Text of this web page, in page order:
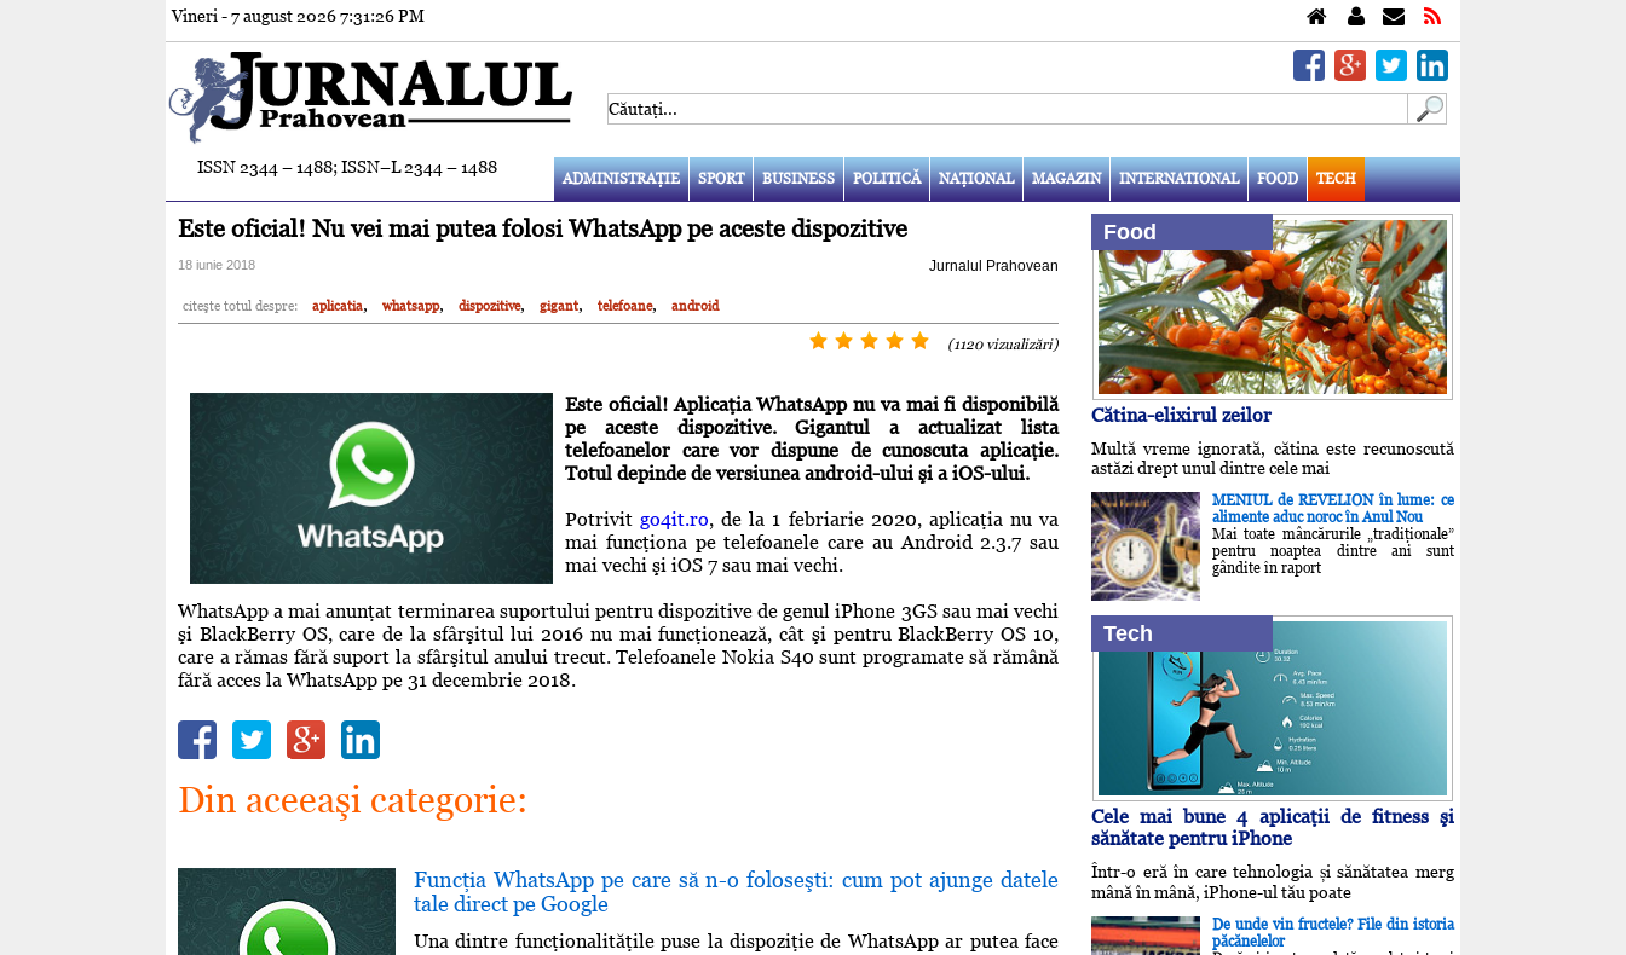
Vineri - 7 august 20267:31:28 PM
ISSN 2344 – 1488; ISSN–L 2344 – 1488
ADMINISTRAŢIE SPORT BUSINESS POLITICĂ NAŢIONAL MAGAZIN INTERNATIONAL FOOD TECH
Este oficial! Nu vei mai putea folosi WhatsApp pe aceste dispozitive
18 iunie 2018 Jurnalul Prahovean
citeşte totul despre: aplicatia, whatsapp, dispozitive, gigant, telefoane, android
(1120 vizualizări)
Este oficial! Aplicaţia WhatsApp nu va mai fi disponibilă
pe aceste dispozitive. Gigantul a actualizat lista
telefoanelor care vor dispune de cunoscuta aplicaţie.
Totul depinde de versiunea android-ului şi a iOS-ului.
Potrivitgo4it.ro, de la 1 febriarie 2020, aplicaţia nu va
mai funcţiona pe telefoanele care au Android 2.3.7 sau
mai vechi şi iOS 7 sau mai vechi.
WhatsApp a mai anunţat terminarea suportului pentru dispozitive de genul iPhone 3GS sau mai vechi
şi BlackBerry OS, care de la sfârşitul lui 2016 nu mai funcţionează, cât şi pentru BlackBerry OS 10,
care a rămas fără suport la sfârşitul anului trecut. Telefoanele Nokia S40 sunt programate să rămână
fără acces la WhatsApp pe 31 decembrie 2018.
Din aceeaşi categorie:
Funcţia WhatsApp pe care să n-o foloseşti: cum pot ajunge datele
tale direct pe Google
Una dintre funcţionalităţile puse la dispoziţie de WhatsApp ar putea face
Food
Cătina-elixirul zeilor
Multă vreme ignorată, cătina este recunoscută
astăzi drept unul dintre cele mai
MENIUL de REVELION în lume: ce
alimente aduc noroc în Anul Nou
Mai toate mâncărurile „tradiţionale”
pentru noaptea dintre ani sunt
gândite în raport
Tech
Cele mai bune 4 aplicaţii de fitness şi
sănătate pentru iPhone
Într-o eră în care tehnologia și sănătatea merg
mână în mână, iPhone-ul tău poate
De unde vin fructele? File din istoria
păcănelelor